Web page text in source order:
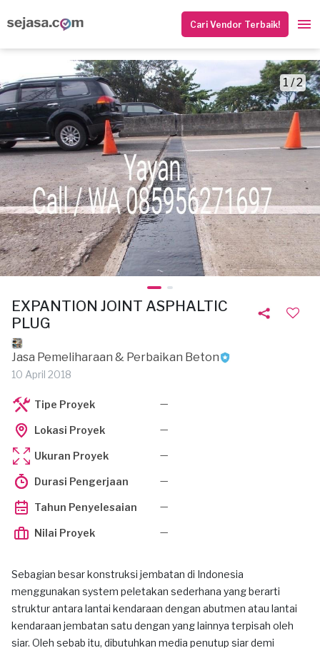
Cari Vendor Terbaik!
1 / 2
EXPANTION JOINT ASPHALTIC
PLUG
Jasa Pemeliharaan & Perbaikan Beton
10 April 2018
Tipe Proyek —
Lokasi Proyek —
Ukuran Proyek —
Durasi Pengerjaan —
Tahun Penyelesaian —
Nilai Proyek —
Sebagian besar konstruksi jembatan di Indonesia
menggunakan system peletakan sederhana yang berarti
struktur antara lantai kendaraan dengan abutmen atau lantai
kendaraan jembatan satu dengan yang lainnya terpisah oleh
siar. Oleh sebab itu, dibutuhkan media penutup siar demi